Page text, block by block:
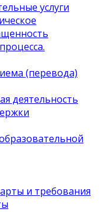
услуги
(перевода)
деятельность
и требования